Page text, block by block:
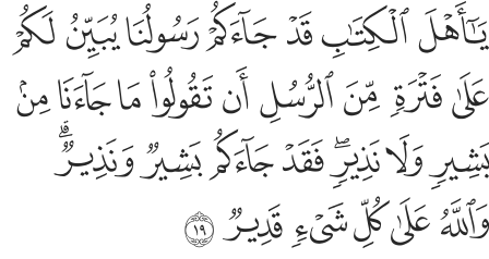
يا اهل الكتاب قد جاءكم رسولنا يبين لكم على فترة من الرسل ان
يَـٰٓأَهْلَ ٱلْكِتَـٰبِ قَدْ جَآءَكُمْ رَسُولُنَا يُبَيِّنُ لَكُمْ عَلَىٰ فَتْرَةٍۢ مِّنَ
ﱥﱦﱧﱨﱩﱪﱫ
ﱬﱭﱮﱯﱰﱱﱲﱳﱴ
ﱵﱶﱷﱸﱹﱺﱻﱼﱽ
ﱾﱿﲀﲁ ﲂﲃ